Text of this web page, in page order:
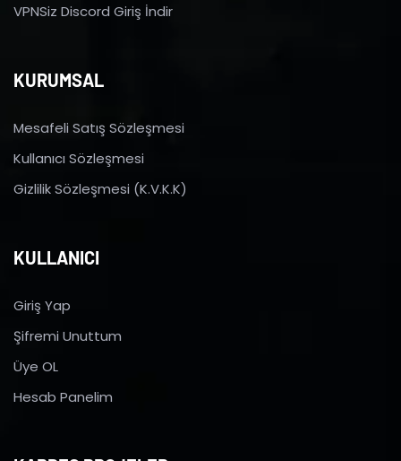
VPNSiz Discord Giriş İndir
KURUMSAL
Mesafeli Satış Sözleşmesi
Kullanıcı Sözleşmesi
Gizlilik Sözleşmesi (K.V.K.K)
KULLANICI
Giriş Yap
Şifremi Unuttum
Üye OL
Hesab Panelim